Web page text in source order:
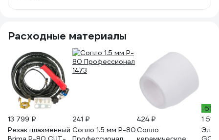
Расходные материалы
13 799 ₽
Резак плазменный
241 ₽
Сопло 1.5 мм P-80
424 ₽
Сопло
-5%
1